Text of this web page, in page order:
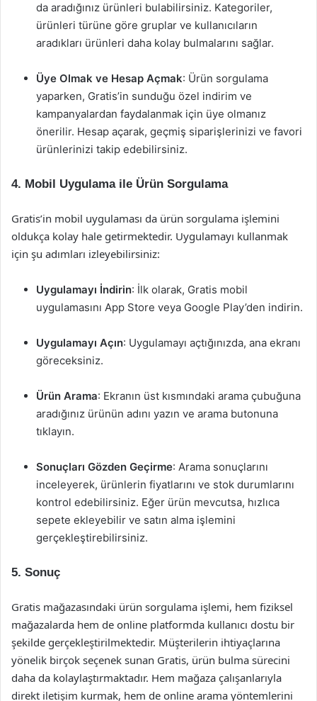
da aradığınız ürünleri bulabilirsiniz. Kategoriler,
ürünleri türüne göre gruplar ve kullanıcıların
aradıkları ürünleri daha kolay bulmalarını sağlar.
Üye Olmak ve Hesap Açmak: Ürün sorgulama
yaparken, Gratis’in sunduğu özel indirim ve
kampanyalardan faydalanmak için üye olmanız
önerilir. Hesap açarak, geçmiş siparişlerinizi ve favori
ürünlerinizi takip edebilirsiniz.
4. Mobil Uygulama ile Ürün Sorgulama
Gratis’in mobil uygulaması da ürün sorgulama işlemini
oldukça kolay hale getirmektedir. Uygulamayı kullanmak
için şu adımları izleyebilirsiniz:
Uygulamayı İndirin: İlk olarak, Gratis mobil
uygulamasını App Store veya Google Play’den indirin.
Uygulamayı Açın: Uygulamayı açtığınızda, ana ekranı
göreceksiniz.
Ürün Arama: Ekranın üst kısmındaki arama çubuğuna
aradığınız ürünün adını yazın ve arama butonuna
tıklayın.
Sonuçları Gözden Geçirme: Arama sonuçlarını
inceleyerek, ürünlerin fiyatlarını ve stok durumlarını
kontrol edebilirsiniz. Eğer ürün mevcutsa, hızlıca
sepete ekleyebilir ve satın alma işlemini
gerçekleştirebilirsiniz.
5. Sonuç
Gratis mağazasındaki ürün sorgulama işlemi, hem fiziksel
mağazalarda hem de online platformda kullanıcı dostu bir
şekilde gerçekleştirilmektedir. Müşterilerin ihtiyaçlarına
yönelik birçok seçenek sunan Gratis, ürün bulma sürecini
daha da kolaylaştırmaktadır. Hem mağaza çalışanlarıyla
direkt iletişim kurmak, hem de online arama yöntemlerini